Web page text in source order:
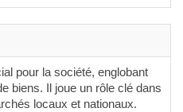
pour la société, englobant
biens. Il joue un rôle clé dans
locaux et nationaux.